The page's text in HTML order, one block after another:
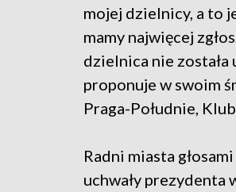
mojej dzielnicy, a to
mamy najwięcej
dzielnica nie
proponuje w swoim
Praga-Południe,
Radni miasta
uchwały prezydenta